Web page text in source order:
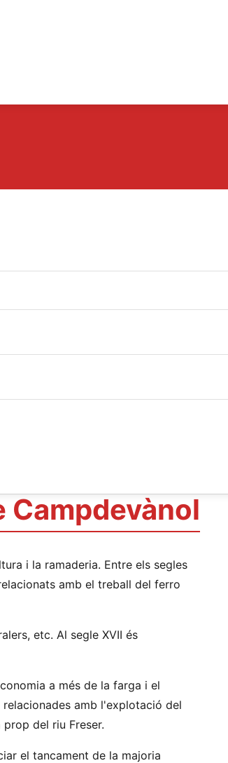
i la ramaderia. Entre els segles
amb el treball del ferro
etc. Al segle XVII és
a més de la farga i el
amb l'explotació del
del riu Freser.
el tancament de la majoria